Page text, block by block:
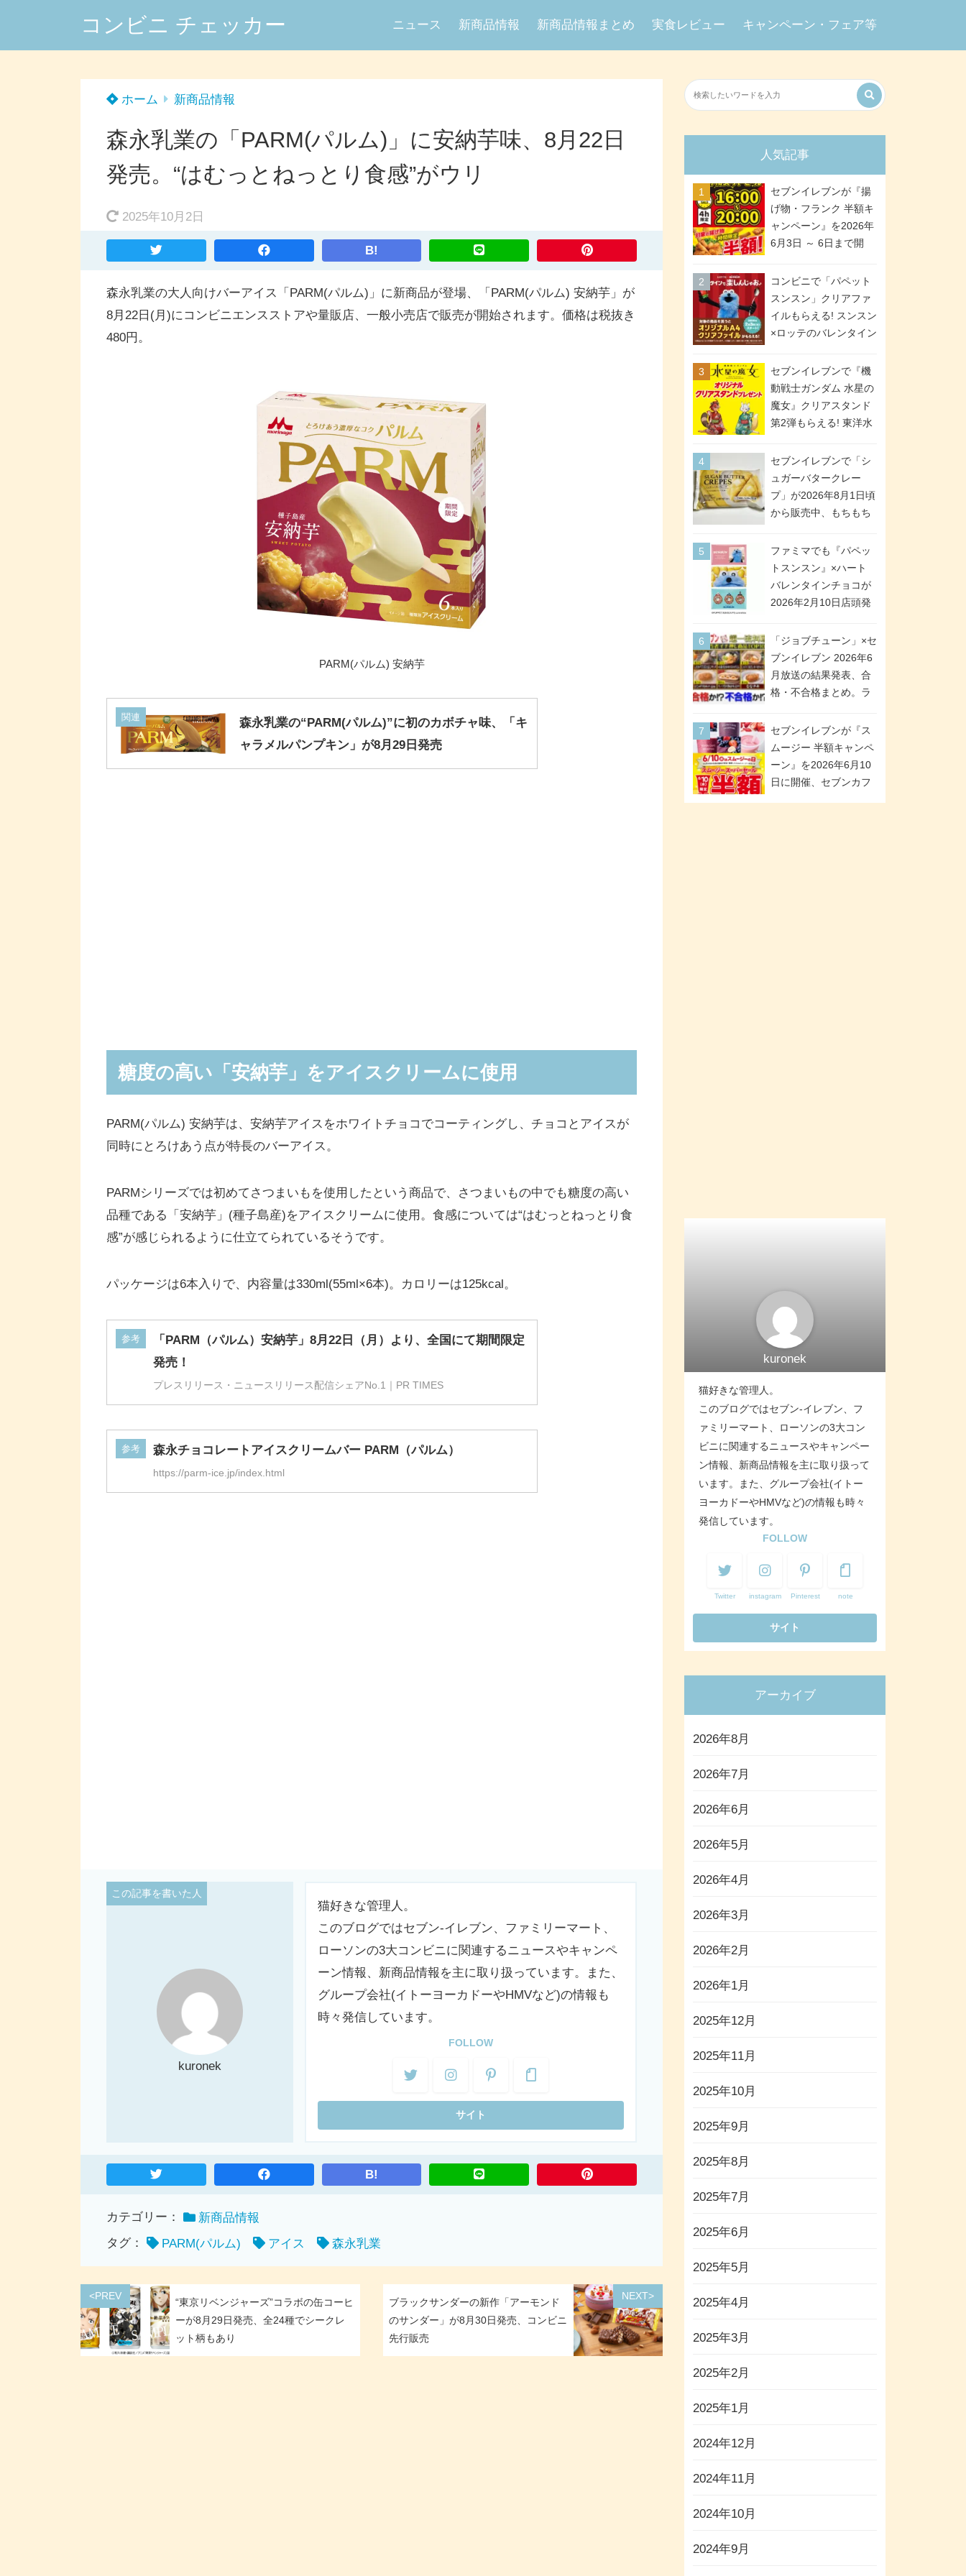
コンビニ チェッカー ニュース 新商品情報 新商品情報まとめ 実食レビュー キャンペーン・フェア等
ホーム 新商品情報
森永乳業の「PARM(パルム)」に安納芋味、8月22日
発売。“はむっとねっとり食感”がウリ
2025年10月2日
B!
森永乳業の大人向けバーアイス「PARM(パルム)」に新商品が登場、「PARM(パルム) 安納芋」が
8月22日(月)にコンビニエンスストアや量販店、一般小売店で販売が開始されます。価格は税抜き
480円。
PARM(パルム) 安納芋
関連
森永乳業の“PARM(パルム)”に初のカボチャ味、「キ
ャラメルパンプキン」が8月29日発売
糖度の高い「安納芋」をアイスクリームに使用
PARM(パルム) 安納芋は、安納芋アイスをホワイトチョコでコーティングし、チョコとアイスが
同時にとろけあう点が特長のバーアイス。
PARMシリーズでは初めてさつまいもを使用したという商品で、さつまいもの中でも糖度の高い
品種である「安納芋」(種子島産)をアイスクリームに使用。食感については“はむっとねっとり食
感”が感じられるように仕立てられているそうです。
パッケージは6本入りで、内容量は330ml(55ml×6本)。カロリーは125kcal。
参考
「PARM（パルム）安納芋」8月22日（月）より、全国にて期間限定
発売！
プレスリリース・ニュースリリース配信シェアNo.1｜PR TIMES
参考 森永チョコレートアイスクリームバー PARM（パルム）
https://parm-ice.jp/index.html
kuronek
猫好きな管理人。
このブログではセブン-イレブン、ファミリーマート、
ローソンの3大コンビニに関連するニュースやキャンペ
ーン情報、新商品情報を主に取り扱っています。また、
グループ会社(イトーヨーカドーやHMVなど)の情報も
時々発信しています。
FOLLOW
B!
カテゴリー：
新商品情報
タグ：
PARM(パルム) アイス 森永乳業
<PREV
“東京リベンジャーズ”コラボの缶コーヒ
ーが8月29日発売、全24種でシークレ
ット柄もあり
NEXT>
ブラックサンダーの新作「アーモンド
のサンダー」が8月30日発売、コンビニ
先行販売
人気記事
セブンイレブンが『揚
げ物・フランク 半額キ
ャンペーン』を2026年
6月3日 ～ 6日まで開
などが「揚げ物スーパ
ーセール」でお得に! 各
日16:00 ～ 20:00の4時
間限定で実施。ななチ
メリカンドッグが税抜
き69円!
コンビニで「パペット
スンスン」クリアファ
イルもらえる! スンスン
×ロッテのバレンタイン
スタート。セブン、フ
ァミマ、ローソンの3社
で異なるデザイン＆対
象商品
セブンイレブンで『機
動戦士ガンダム 水星の
魔女』クリアスタンド
第2弾もらえる! 東洋水
ペーンが2026年5月26
日スタート。浴衣＆た
ぬき・キツネ姿のスレ
ッタ / ミオリネ / グエ
号・5号) / シャディク
ドになって登場!
セブンイレブンで「シ
ュガーバタークレー
プ」が2026年8月1日頃
から販売中、もちもち
シュガー＆バターをレ
ンジアップで手軽に楽
しめる冷凍食品。2個入
り
ファミマでも『パペッ
トスンスン』×ハート
バレンタインチョコが
2026年2月10日店頭発
チョコ」「チョコ缶」
「ツインギフト」が登
場
「ジョブチューン」×セ
ブンイレブン 2026年6
月放送の結果発表、合
格・不合格まとめ。ラ
合格「金のハンバー
グ」。満場一致合格数
は6商品、合格数は2商
品。TVerでの見逃し配
セブンイレブンが『ス
ムージー 半額キャンペ
ーン』を2026年6月10
日に開催、セブンカフ
kuronek
猫好きな管理人。
このブログではセブン-イレブン、フ
ァミリーマート、ローソンの3大コン
ビニに関連するニュースやキャンペー
ン情報、新商品情報を主に取り扱って
います。また、グループ会社(イトー
ヨーカドーやHMVなど)の情報も時々
発信しています。
FOLLOW
Twitter instagram Pinterest note
アーカイブ
2026年8月
2026年7月
2026年6月
2026年5月
2026年4月
2026年3月
2026年2月
2026年1月
2025年12月
2025年11月
2025年10月
2025年9月
2025年8月
2025年7月
2025年6月
2025年5月
2025年4月
2025年3月
2025年2月
2025年1月
2024年12月
2024年11月
2024年10月
2024年9月